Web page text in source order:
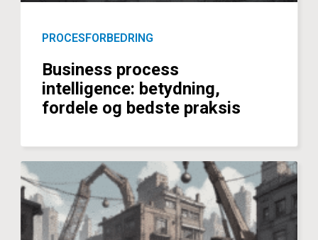
PROCESFORBEDRING
Business process
intelligence: betydning,
fordele og bedste praksis